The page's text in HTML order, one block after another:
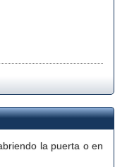
la puerta o en